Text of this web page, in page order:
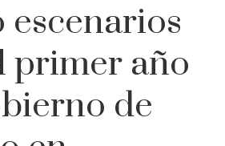
escenarios
primer año
de